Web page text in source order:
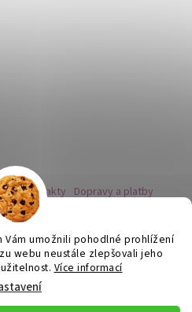
Vám umožnili pohodlné prohlížení
webu neustále zlepšovali jeho
Více informací
Kontakty Dopravy a platby
Naše nabídka náušnic
Instagram - sledujte nás
Ochrana osobních údajů
bateriích
Shoptet